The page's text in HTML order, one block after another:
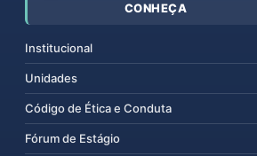
CONHEÇA
Institucional
Unidades
Código de Ética e Conduta
Fórum de Estágio